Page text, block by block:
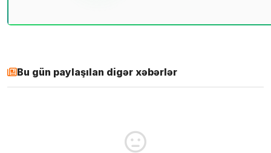
Bu gün paylaşılan digər xəbərlər